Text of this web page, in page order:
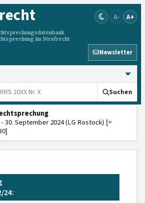
im Strafrecht
A- A+
Newsletter
Suchen
30. September 2024 (LG Rostock) [=
24: